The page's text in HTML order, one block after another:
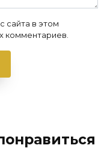
сайта в этом
комментариев.